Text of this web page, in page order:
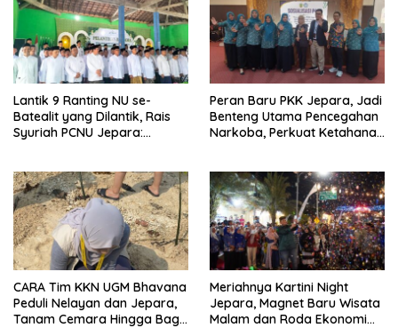
Lantik 9 Ranting NU se-
Batealit yang Dilantik, Rais
Syuriah PCNU Jepara:
Peran Baru PKK Jepara, Jadi
Benteng Utama Pencegahan
Narkoba, Perkuat Ketahanan
CARA Tim KKN UGM Bhavana
Peduli Nelayan dan Jepara,
Tanam Cemara Hingga Bagi
Meriahnya Kartini Night
Jepara, Magnet Baru Wisata
Malam dan Roda Ekonomi